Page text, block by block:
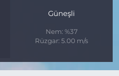
Güneşli
Nem: %37
Rüzgar: 5.00 m/s